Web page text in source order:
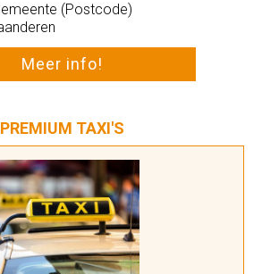
Stad / Gemeente (Postcode)
West Vlaanderen
PREMIUM TAXI'S